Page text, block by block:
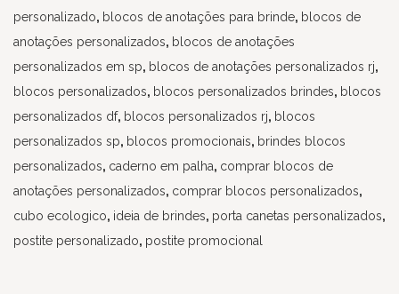
personalizado, blocos de anotações para brinde, blocos de
anotações personalizados, blocos de anotações
personalizados em sp, blocos de anotações personalizados rj,
blocos personalizados, blocos personalizados brindes, blocos
personalizados df, blocos personalizados rj, blocos
personalizados sp, blocos promocionais, brindes blocos
personalizados, caderno em palha, comprar blocos de
anotações personalizados, comprar blocos personalizados,
cubo ecologico, ideia de brindes, porta canetas personalizados,
postite personalizado, postite promocional